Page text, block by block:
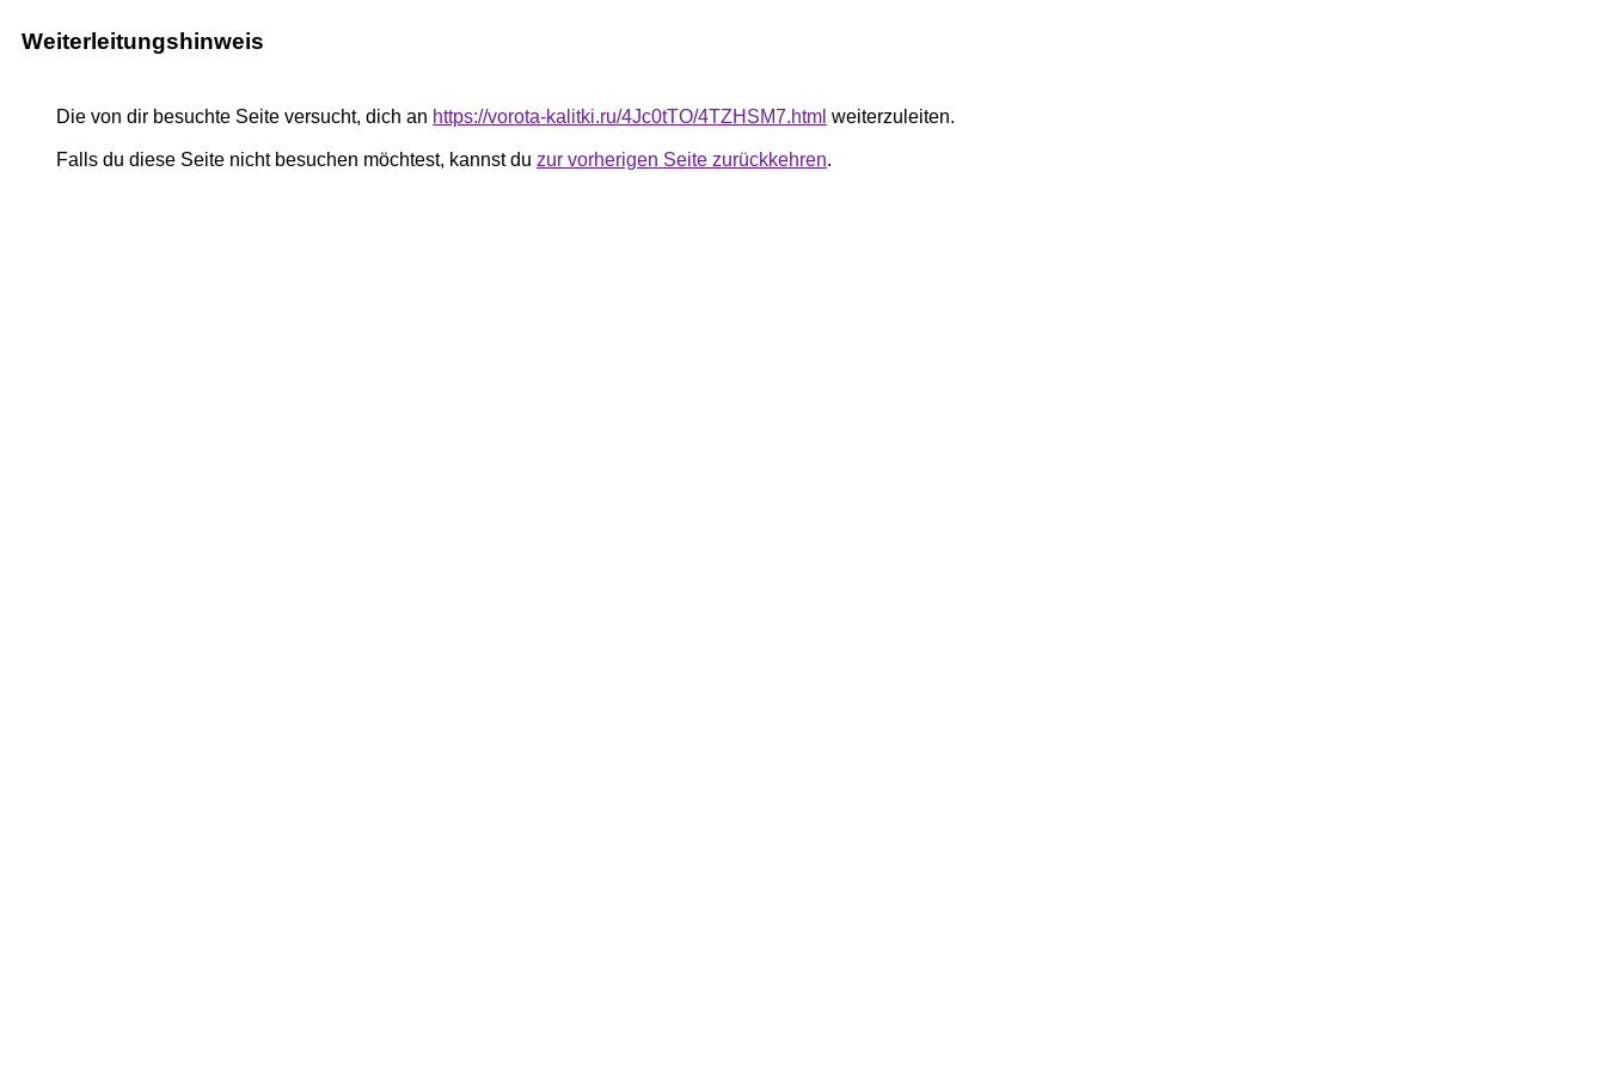
Weiterleitungshinweis
Die von dir besuchte Seite versucht, dich an https://vorota-kalitki.ru/4Jc0tTO/4TZHSM7.html weiterzuleiten.
Falls du diese Seite nicht besuchen möchtest, kannst du zur vorherigen Seite zurückkehren.